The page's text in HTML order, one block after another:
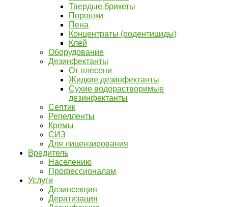
Твердые брикеты
Порошки
Пена
Концентраты (родентициды)
Клей
Оборудование
Дезинфектанты
От плесени
Жидкие дезинфектанты
Сухие водорастворимые
дезинфектанты
Септик
Репелленты
Кремы
СИЗ
Для лицензирования
Вредитель
Населению
Профессионалам
Услуги
Дезинсекция
Дератизация